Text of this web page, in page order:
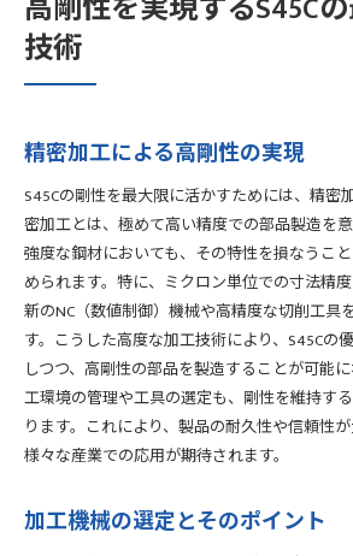
高剛性を実現するS45C
技術
精密加工による高剛性の実現
S45Cの剛性を最大限に活かすためには、精密
密加工とは、極めて高い精度での部品製造を
強度な鋼材においても、その特性を損なうこ
められます。特に、ミクロン単位での寸法精
新のNC（数値制御）機械や高精度な切削工具
す。こうした高度な加工技術により、S45Cの
しつつ、高剛性の部品を製造することが可能
工環境の管理や工具の選定も、剛性を維持す
ります。これにより、製品の耐久性や信頼性
様々な産業での応用が期待されます。
加工機械の選定とそのポイント